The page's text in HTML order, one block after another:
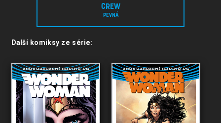
CREW
PEVNÁ
Další komiksy ze série: